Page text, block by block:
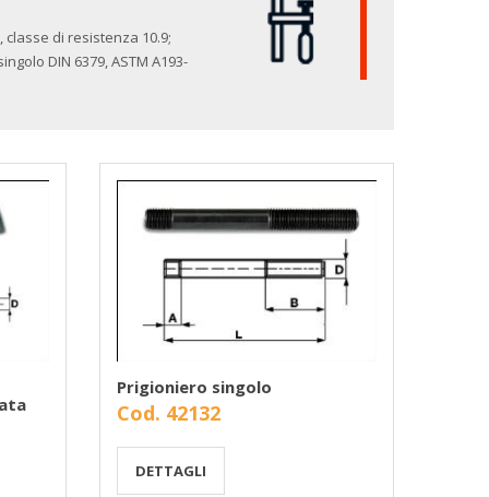
classe di resistenza 10.9;
DIN 6379, ASTM A193-
Prigioniero singolo
Cod. 42132
DETTAGLI